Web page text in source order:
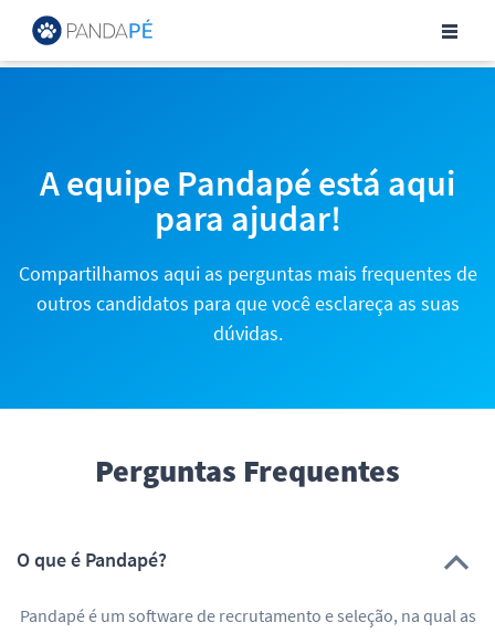
Central de Ajuda para
A equipe Pandapé está aqui
para ajudar!
Compartilhamos aqui as perguntas mais frequentes de
outros candidatos para que você esclareça as suas
dúvidas.
Perguntas Frequentes
O que é Pandapé?
Pandapé é um software de recrutamento e seleção, na qual as